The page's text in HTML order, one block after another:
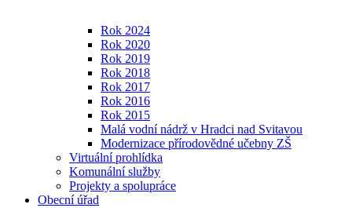
Rok 2024
Rok 2020
Rok 2019
Rok 2018
Rok 2017
Rok 2016
Rok 2015
Malá vodní nádrž v Hradci nad Svitavou
Modernizace přírodovědné učebny ZŠ
Virtuální prohlídka
Komunální služby
Projekty a spolupráce
Obecní úřad